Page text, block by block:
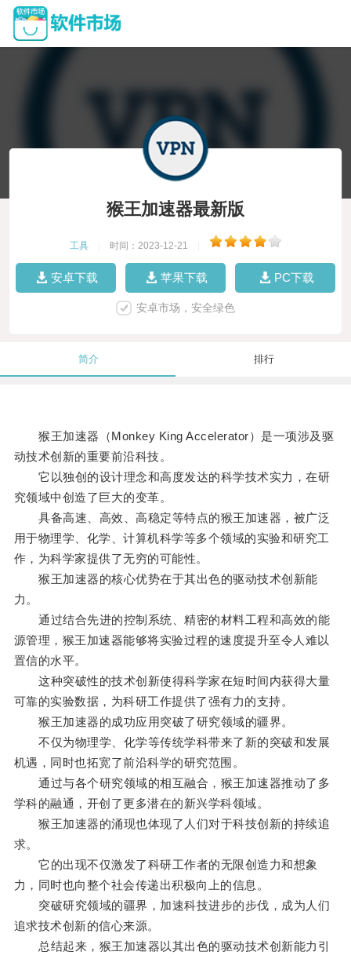
猴王加速器最新版
工具 时间：2023-12-21
安卓下载 苹果下载 PC下载
安卓市场，安全绿色
简介 排行
猴王加速器（Monkey King Accelerator）是一项涉及驱
动技术创新的重要前沿科技。
它以独创的设计理念和高度发达的科学技术实力，在研
究领域中创造了巨大的变革。
具备高速、高效、高稳定等特点的猴王加速器，被广泛
用于物理学、化学、计算机科学等多个领域的实验和研究工
作，为科学家提供了无穷的可能性。
猴王加速器的核心优势在于其出色的驱动技术创新能
力。
通过结合先进的控制系统、精密的材料工程和高效的能
源管理，猴王加速器能够将实验过程的速度提升至令人难以
置信的水平。
这种突破性的技术创新使得科学家在短时间内获得大量
可靠的实验数据，为科研工作提供了强有力的支持。
猴王加速器的成功应用突破了研究领域的疆界。
不仅为物理学、化学等传统学科带来了新的突破和发展
机遇，同时也拓宽了前沿科学的研究范围。
通过与各个研究领域的相互融合，猴王加速器推动了多
学科的融通，开创了更多潜在的新兴学科领域。
猴王加速器的涌现也体现了人们对于科技创新的持续追
求。
它的出现不仅激发了科研工作者的无限创造力和想象
力，同时也向整个社会传递出积极向上的信息。
突破研究领域的疆界，加速科技进步的步伐，成为人们
追求技术创新的信心来源。
总结起来，猴王加速器以其出色的驱动技术创新能力引